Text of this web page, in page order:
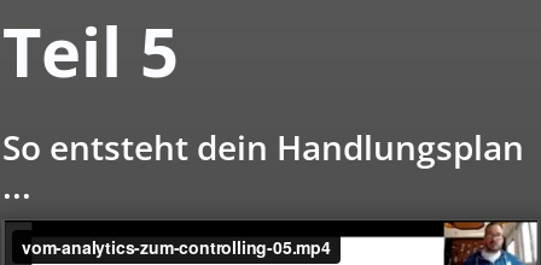
Teil 5
So entsteht dein Handlungsplan
...